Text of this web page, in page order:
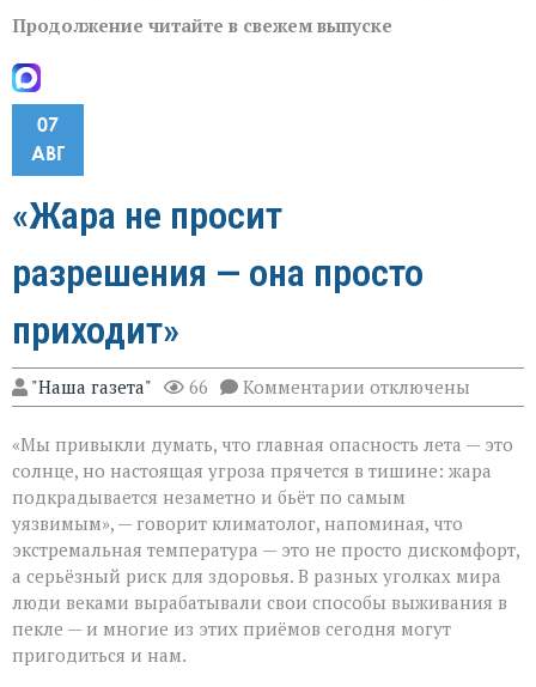
Продолжение читайте в свежем выпуске
07
АВГ
«Жара не просит
разрешения — она просто
приходит»
"Наша газета" 66 Комментарии к
записи
не
просит
разрешения — она
просто
приходит»
отключены
«Мы привыкли думать, что главная опасность лета — это
солнце, но настоящая угроза прячется в тишине: жара
подкрадывается незаметно и бьёт по самым
уязвимым», — говорит климатолог, напоминая, что
экстремальная температура — это не просто дискомфорт,
а серьёзный риск для здоровья. В разных уголках мира
люди веками вырабатывали свои способы выживания в
пекле — и многие из этих приёмов сегодня могут
пригодиться и нам.